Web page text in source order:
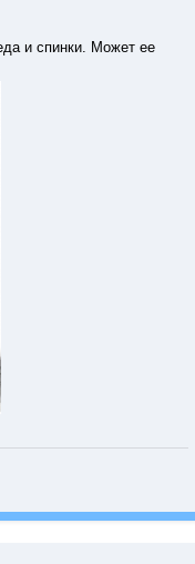
и спинки. Может ее